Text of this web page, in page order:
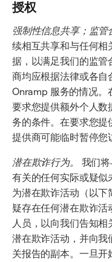
授权
强制性信息共享；监管
续相互共享和与任何相
据，以满足我们的监管
商均应根据法律或各自
Onramp 服务的情况。
要求您提供额外个人数
务的条件。在要求您提
提供商可能临时暂停您
潜在欺诈行为。
我们
有关的任何实际或疑似
为潜在欺诈活动（以下
疑存在任何潜在欺诈
人员，以向我们告知
潜在欺诈活动，并向我
关报告的副本。一旦